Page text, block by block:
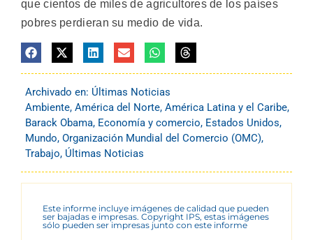
que cientos de miles de agricultores de los países
pobres perdieran su medio de vida.
Archivado en: Últimas Noticias
Ambiente, América del Norte, América Latina y el Caribe,
Barack Obama, Economía y comercio, Estados Unidos,
Mundo, Organización Mundial del Comercio (OMC),
Trabajo, Últimas Noticias
Este informe incluye imágenes de calidad que pueden
ser bajadas e impresas. Copyright IPS, estas imágenes
sólo pueden ser impresas junto con este informe